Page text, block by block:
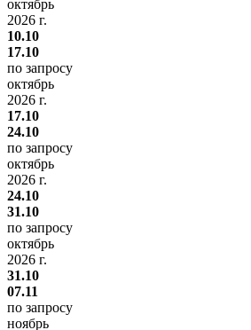
октябрь
2026 г.
10.10
17.10
по запросу
октябрь
2026 г.
17.10
24.10
по запросу
октябрь
2026 г.
24.10
31.10
по запросу
октябрь
2026 г.
31.10
07.11
по запросу
ноябрь